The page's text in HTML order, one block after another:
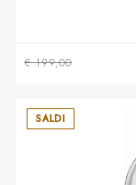
€ 199,00
SALDI